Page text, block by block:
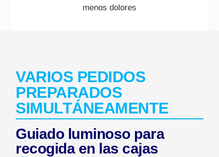
menos dolores
VARIOS PEDIDOS
PREPARADOS
SIMULTÁNEAMENTE
Guiado luminoso para
recogida en las cajas